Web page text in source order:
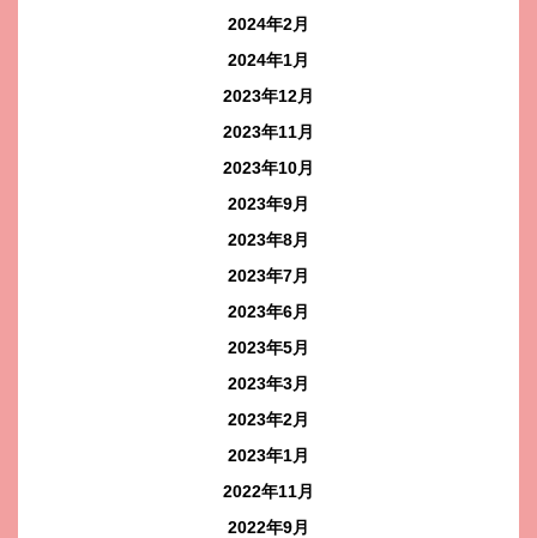
2024年2月
2024年1月
2023年12月
2023年11月
2023年10月
2023年9月
2023年8月
2023年7月
2023年6月
2023年5月
2023年3月
2023年2月
2023年1月
2022年11月
2022年9月